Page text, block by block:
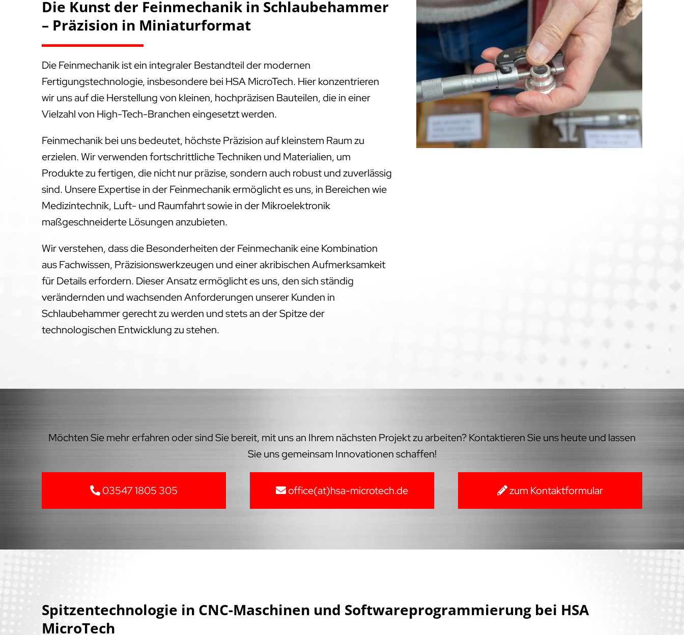
Die Kunst der Feinmechanik in Schlaubehammer
– Präzision in Miniaturformat
Die Feinmechanik ist ein integraler Bestandteil der modernen
Fertigungstechnologie, insbesondere bei HSA MicroTech. Hier konzentrieren
wir uns auf die Herstellung von kleinen, hochpräzisen Bauteilen, die in einer
Vielzahl von High-Tech-Branchen eingesetzt werden.
Feinmechanik bei uns bedeutet, höchste Präzision auf kleinstem Raum zu
erzielen. Wir verwenden fortschrittliche Techniken und Materialien, um
Produkte zu fertigen, die nicht nur präzise, sondern auch robust und zuverlässig
sind. Unsere Expertise in der Feinmechanik ermöglicht es uns, in Bereichen wie
Medizintechnik, Luft- und Raumfahrt sowie in der Mikroelektronik
maßgeschneiderte Lösungen anzubieten.
Wir verstehen, dass die Besonderheiten der Feinmechanik eine Kombination
aus Fachwissen, Präzisionswerkzeugen und einer akribischen Aufmerksamkeit
für Details erfordern. Dieser Ansatz ermöglicht es uns, den sich ständig
verändernden und wachsenden Anforderungen unserer Kunden in
Schlaubehammer gerecht zu werden und stets an der Spitze der
technologischen Entwicklung zu stehen.
Möchten Sie mehr erfahren oder sind Sie bereit, mit uns an Ihrem nächsten Projekt zu arbeiten? Kontaktieren Sie uns heute und lassen
Sie uns gemeinsam Innovationen schaffen!
03547 1805 305 office(at)hsa-microtech.de zum Kontaktformular
Spitzentechnologie in CNC-Maschinen und Softwareprogrammierung bei HSA
MicroTech